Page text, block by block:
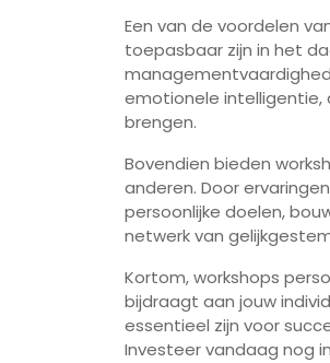
Een van de voordelen
toepasbaar zijn in het
emotionele intelligentie,
brengen.
Bovendien bieden
anderen. Door
persoonlijke doelen,
netwerk van
Kortom, workshops
bijdraagt aan jouw
essentieel zijn voor
Investeer vandaag nog